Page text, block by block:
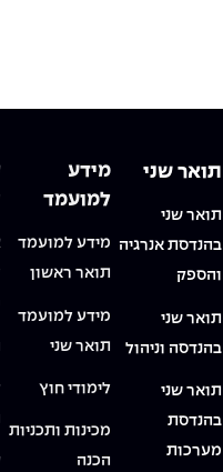
תואר שני
תואר שני
בהנדסת אנרגיה
והספק
תואר שני
בהנדסה וניהול
תואר שני
בהנדסת
מערכות
מידע
למועמד
מידע למועמד
תואר ראשון
מידע למועמד
תואר שני
לימודי חוץ
מכינות ותכניות
הכנה